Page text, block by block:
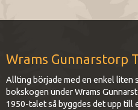
Wrams Gunnarstorp
Allting började med en enkel liten
bokskogen under Wrams
1950-talet så byggdes det upp till